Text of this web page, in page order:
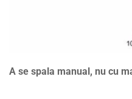
A se spala manual, nu cu